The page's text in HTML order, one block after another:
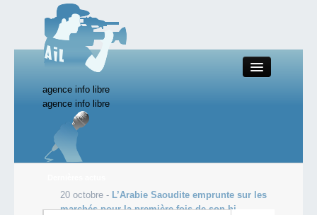
agence info libre
Close
Productions AIL
Actualité
agence info libre
20 octobre - L’Arabie Saoudite emprunte sur les
marchés pour la première fois de son hi...